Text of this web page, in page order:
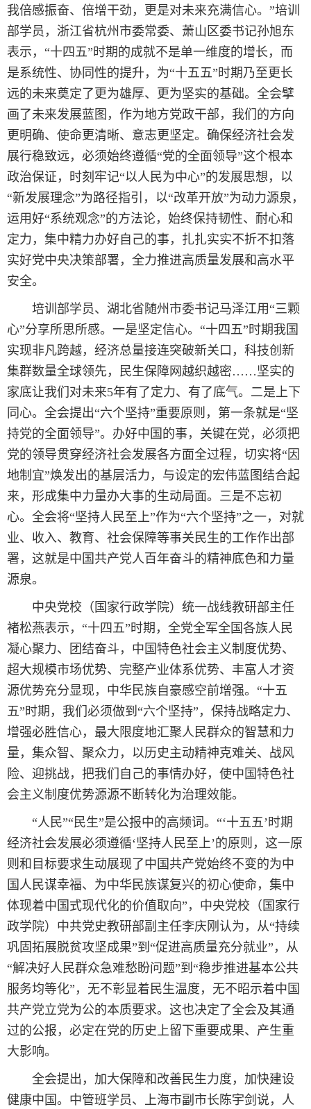
我倍感振奋、倍增干劲，更是对未来充满信心。”培训
部学员，浙江省杭州市委常委、萧山区委书记孙旭东
表示，“十四五”时期的成就不是单一维度的增长，而
是系统性、协同性的提升，为“十五五”时期乃至更长
远的未来奠定了更为雄厚、更为坚实的基础。全会擘
画了未来发展蓝图，作为地方党政干部，我们的方向
更明确、使命更清晰、意志更坚定。确保经济社会发
展行稳致远，必须始终遵循“党的全面领导”这个根本
政治保证，时刻牢记“以人民为中心”的发展思想，以
“新发展理念”为路径指引，以“改革开放”为动力源泉，
运用好“系统观念”的方法论，始终保持韧性、耐心和
定力，集中精力办好自己的事，扎扎实实不折不扣落
实好党中央决策部署，全力推进高质量发展和高水平
安全。
培训部学员、湖北省随州市委书记马泽江用“三颗
心”分享所思所感。一是坚定信心。“十四五”时期我国
实现非凡跨越，经济总量接连突破新关口，科技创新
集群数量全球领先，民生保障网越织越密……坚实的
家底让我们对未来5年有了定力、有了底气。二是上下
同心。全会提出“六个坚持”重要原则，第一条就是“坚
持党的全面领导”。办好中国的事，关键在党，必须把
党的领导贯穿经济社会发展各方面全过程，切实将“因
地制宜”焕发出的基层活力，与设定的宏伟蓝图结合起
来，形成集中力量办大事的生动局面。三是不忘初
心。全会将“坚持人民至上”作为“六个坚持”之一，对就
业、收入、教育、社会保障等事关民生的工作作出部
署，这就是中国共产党人百年奋斗的精神底色和力量
源泉。
中央党校（国家行政学院）统一战线教研部主任
褚松燕表示，“十四五”时期，全党全军全国各族人民
凝心聚力、团结奋斗，中国特色社会主义制度优势、
超大规模市场优势、完整产业体系优势、丰富人才资
源优势充分显现，中华民族自豪感空前增强。“十五
五”时期，我们必须做到“六个坚持”，保持战略定力、
增强必胜信心，最大限度地汇聚人民群众的智慧和力
量，集众智、聚众力，以历史主动精神克难关、战风
险、迎挑战，把我们自己的事情办好，使中国特色社
会主义制度优势源源不断转化为治理效能。
“人民”“民生”是公报中的高频词。“‘十五五’时期
经济社会发展必须遵循‘坚持人民至上’的原则，这一原
则和目标要求生动展现了中国共产党始终不变的为中
国人民谋幸福、为中华民族谋复兴的初心使命，集中
体现着中国式现代化的价值取向”，中央党校（国家行
政学院）中共党史教研部副主任李庆刚认为，从“持续
巩固拓展脱贫攻坚成果”到“促进高质量充分就业”，从
“解决好人民群众急难愁盼问题”到“稳步推进基本公共
服务均等化”，无不彰显着民生温度，无不昭示着中国
共产党立党为公的本质要求。这也决定了全会及其通
过的公报，必定在党的历史上留下重要成果、产生重
大影响。
全会提出，加大保障和改善民生力度，加快建设
健康中国。中管班学员、上海市副市长陈宇剑说，人